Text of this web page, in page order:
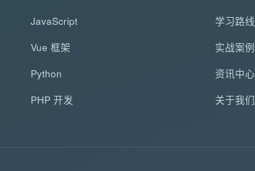
JavaScript
Vue 框架
Python
PHP 开发
学习路线
实战案例
资讯中心
关于我们